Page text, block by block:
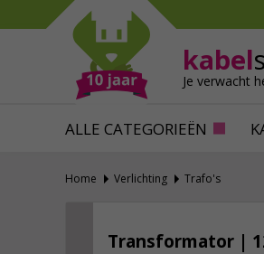
kabel
Je verwacht
ALLE CATEGORIEËN
Mollen verjagen
Slakken bestrijden
Katten verjagen
Alles tegen ongedierte
Home Verlichting Trafo's
Transformator |